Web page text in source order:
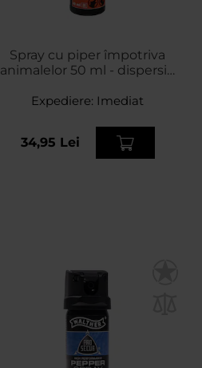
Spray cu piper împotriva
animalelor 50 ml - dispersie
Expediere: Imediat
34,95 Lei